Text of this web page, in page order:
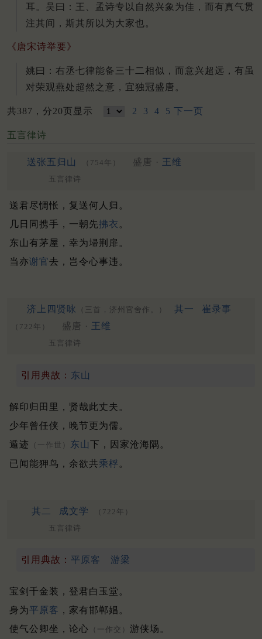
耳。吴曰：王、孟诗专以自然兴象为佳，而有真气贯
注其间，斯其所以为大家也。
《唐宋诗举要》
姚曰：右丞七律能备三十二相似，而意兴超远，有虽
对荣观燕处超然之意，宜独冠盛唐。
共387，分20页显示 2 3 4 5 下一页
五言律诗
送张五归山 （754年） 盛唐 · 王维
五言律诗
送君尽惆怅，复送何人归。
几日同携手，一朝先拂衣 。
东山有茅屋，幸为埽荆扉。
当亦谢官去，岂令心事违。
济上四贤咏 （三首，济州官舍作。） 其一 崔录事
（722年） 盛唐 · 王维
五言律诗
引用典故： 东山
解印归田里，贤哉此丈夫。
少年曾任侠，晚节更为儒。
遁迹
（一作世） 东山下，因家沧海隅。
已闻能狎鸟，余欲共乘桴 。
其二 成文学
（722年）
五言律诗
引用典故： 平原客 游梁
宝剑千金装，登君白玉堂。
身为平原客 ，家有邯郸娼。
使气公卿坐，论心 （一作交） 游侠场。